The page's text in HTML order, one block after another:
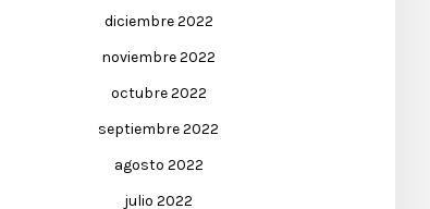
diciembre 2022
noviembre 2022
octubre 2022
septiembre 2022
agosto 2022
julio 2022